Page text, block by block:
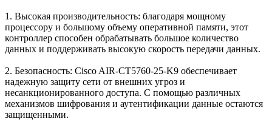
1. Высокая производительность: благодаря мощному
процессору и большому объему оперативной памяти, этот
контроллер способен обрабатывать большое количество
данных и поддерживать высокую скорость передачи данных.
2. Безопасность: Cisco AIR-CT5760-25-K9 обеспечивает
надежную защиту сети от внешних угроз и
несанкционированного доступа. С помощью различных
механизмов шифрования и аутентификации данные остаются
защищенными.